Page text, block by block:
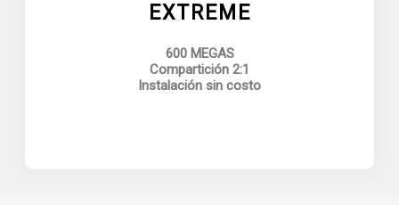
EXTREME
600 MEGAS
Compartición 2:1
Instalación sin costo